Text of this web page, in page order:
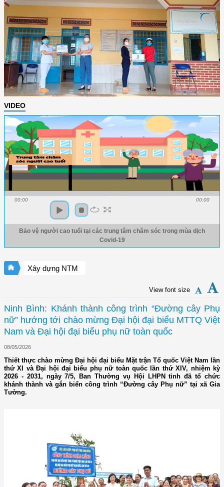
VIDEO
00:00 00:00
Bảo vệ người cao tuổi tại các trung tâm chăm sóc trong mùa dịch
Covid-19
Xây dựng NTM
View font size
Ninh Bình: Khánh thành công trình “Đường cây Phụ
nữ” hướng tới chào mừng Đại hội đại biểu MTTQ Việt
Nam và Đại hội đại biểu phụ nữ toàn quốc
08/05/2026
Thiết thực chào mừng Đại hội đại biểu Mặt trận Tổ quốc Việt Nam lần
thứ XI và Đại hội đại biểu phụ nữ toàn quốc lần thứ XIV, nhiệm kỳ
2026 - 2031, ngày 7/5, Ban Thường vụ Hội LHPN tỉnh đã tổ chức
khánh thành và gắn biển công trình “Đường cây Phụ nữ” tại xã Gia
Tường.